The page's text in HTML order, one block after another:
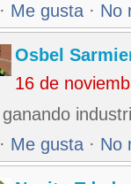
· Me gusta · No
Osbel
16 de
· Me gusta · No